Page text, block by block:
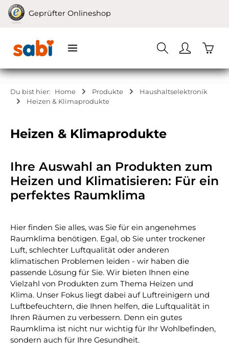
Zum Hauptinhalt springen
Geprüfter Onlineshop
Du bist hier: Home Produkte
Haushaltselektronik
Heizen & Klimaprodukte
Heizen & Klimaprodukte
Ihre Auswahl an Produkten zum
Heizen und Klimatisieren: Für ein
perfektes Raumklima
Hier finden Sie alles, was Sie für ein angenehmes
Raumklima benötigen. Egal, ob Sie unter trockener
Luft, schlechter Luftqualität oder anderen
klimatischen Problemen leiden - wir haben die
passende Lösung für Sie. Wir bieten Ihnen eine
Vielzahl von Produkten zum Thema Heizen und
Klima. Unser Fokus liegt dabei auf Luftreinigern und
Luftbefeuchtern, die Ihnen helfen, die Luftqualität in
Ihren Räumen zu verbessern. Denn ein gutes
Raumklima ist nicht nur wichtig für Ihr Wohlbefinden,
sondern auch für Ihre Gesundheit.